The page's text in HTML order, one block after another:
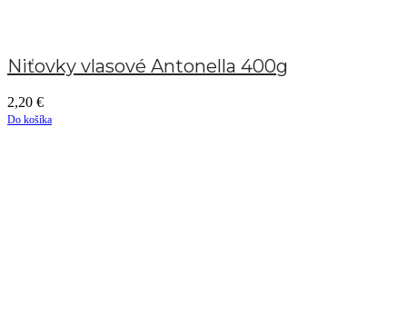
Niťovky vlasové Antonella 400g
2,20 €
Do košíka